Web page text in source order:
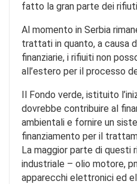
fatto la gran parte dei
Al momento in Serbia
trattati in quanto, a causa
finanziarie, i rifiuiti non
all’estero per il processo
Il Fondo verde, istituito
dovrebbe contribuire al
ambientali e fornire un
finanziamento per il
La maggior parte di questi
industriale – olio motore,
apparecchi elettronici ed